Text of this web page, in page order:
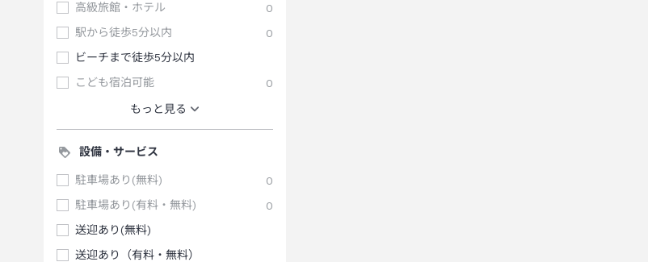
高級旅館・ホテル
0
駅から徒歩5分以内
0
ビーチまで徒歩5分以内
こども宿泊可能
0
もっと見る
設備・サービス
駐車場あり(無料)
0
駐車場あり(有料・無料)
0
送迎あり(無料)
送迎あり（有料・無料）